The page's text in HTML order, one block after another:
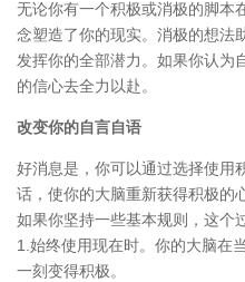
无论你有一个积极或消极的脚本
念塑造了你的现实。消极的想法
发挥你的全部潜力。如果你认为
的信心去全力以赴。
改变你的自言自语
好消息是，你可以通过选择使用
话，使你的大脑重新获得积极的
如果你坚持一些基本规则，这个
1.始终使用现在时。你的大脑在
一刻变得积极。